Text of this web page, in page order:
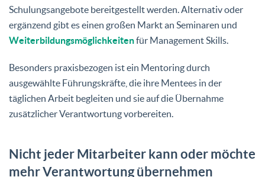
Schulungsangebote bereitgestellt werden. Alternativ oder
ergänzend gibt es einen großen Markt an Seminaren und
Weiterbildungsmöglichkeitenfür Management Skills.
Besonders praxisbezogen ist ein Mentoring durch
ausgewählte Führungskräfte, die ihre Mentees in der
täglichen Arbeit begleiten und sie auf die Übernahme
zusätzlicher Verantwortung vorbereiten.
Nicht jeder Mitarbeiter kann oder möchte
mehr Verantwortung übernehmen